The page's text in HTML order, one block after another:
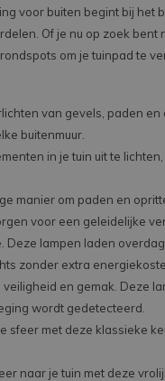
voor buiten begint bij het
Of je nu op zoek bent
om je tuinpad te
van gevels, paden en
buitenmuur.
in je tuin uit te
manier om paden en
voor een geleidelijke
Deze lampen laden
zonder extra
veiligheid en gemak. Deze
wordt gedetecteerd.
sfeer met deze klassieke
naar je tuin met deze